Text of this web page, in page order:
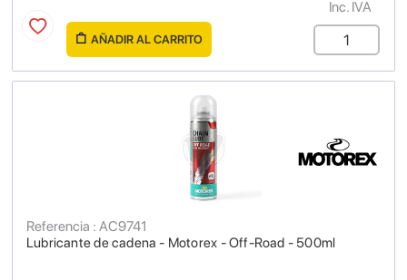
Inc. IVA
AÑADIR AL CARRITO
Lubricante de cadena - Motorex - Off-Road - 500ml
Referencia : AC9741